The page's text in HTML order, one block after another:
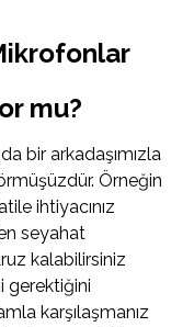
mu?
bir arkadaşımızla
Örneğin
ihtiyacınız
seyahat
kalabilirsiniz
gerektiğini
karşılaşmanız